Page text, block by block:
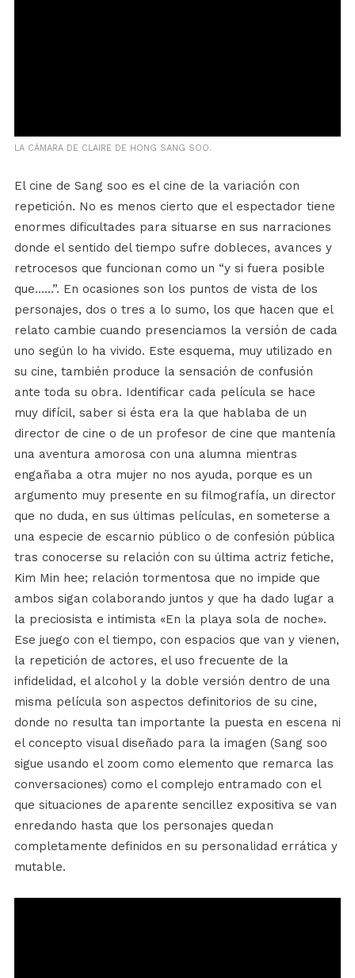
LA CÁMARA DE CLAIRE DE HONG SANG SOO.
El cine de Sang soo es el cine de la variación con
repetición. No es menos cierto que el espectador tiene
enormes dificultades para situarse en sus narraciones
donde el sentido del tiempo sufre dobleces, avances y
retrocesos que funcionan como un “y si fuera posible
que……”. En ocasiones son los puntos de vista de los
personajes, dos o tres a lo sumo, los que hacen que el
relato cambie cuando presenciamos la versión de cada
uno según lo ha vivido. Este esquema, muy utilizado en
su cine, también produce la sensación de confusión
ante toda su obra. Identificar cada película se hace
muy difícil, saber si ésta era la que hablaba de un
director de cine o de un profesor de cine que mantenía
una aventura amorosa con una alumna mientras
engañaba a otra mujer no nos ayuda, porque es un
argumento muy presente en su filmografía, un director
que no duda, en sus últimas películas, en someterse a
una especie de escarnio público o de confesión pública
tras conocerse su relación con su última actriz fetiche,
Kim Min hee; relación tormentosa que no impide que
ambos sigan colaborando juntos y que ha dado lugar a
la preciosista e intimista «En la playa sola de noche».
Ese juego con el tiempo, con espacios que van y vienen,
la repetición de actores, el uso frecuente de la
infidelidad, el alcohol y la doble versión dentro de una
misma película son aspectos definitorios de su cine,
donde no resulta tan importante la puesta en escena ni
el concepto visual diseñado para la imagen (Sang soo
sigue usando el zoom como elemento que remarca las
conversaciones) como el complejo entramado con el
que situaciones de aparente sencillez expositiva se van
enredando hasta que los personajes quedan
completamente definidos en su personalidad errática y
mutable.